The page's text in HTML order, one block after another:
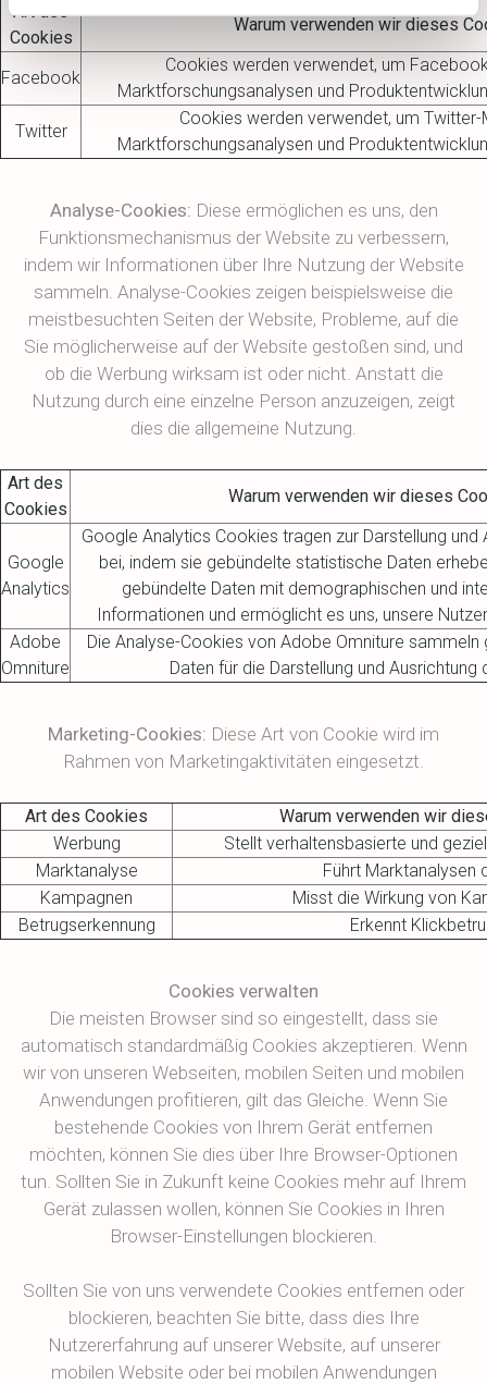
Art des
Cookies
Warum verwenden wir dieses
Facebook
Cookies werden verwendet, um
Marktforschungsanalysen und
Twitter
Cookies werden verwendet, um Twitter-
Marktforschungsanalysen und
Analyse-Cookies: Diese ermöglichen es uns, den
Funktionsmechanismus der Website zu verbessern,
indem wir Informationen über Ihre Nutzung der Website
sammeln. Analyse-Cookies zeigen beispielsweise die
meistbesuchten Seiten der Website, Probleme, auf die
Sie möglicherweise auf der Website gestoßen sind, und
ob die Werbung wirksam ist oder nicht. Anstatt die
Nutzung durch eine einzelne Person anzuzeigen, zeigt
dies die allgemeine Nutzung.
Art des
Cookies
Warum verwenden wir dieses
Google
Analytics
Google Analytics Cookies tragen zur Darstellung und
bei, indem sie gebündelte statistische Daten
gebündelte Daten mit demographischen und
Informationen und ermöglicht es uns, unsere
Adobe
Omniture
Die Analyse-Cookies von Adobe Omniture
Daten für die Darstellung und Ausrichtung
Marketing-Cookies: Diese Art von Cookie wird im
Rahmen von Marketingaktivitäten eingesetzt.
Art des Cookies
Warum verwenden wir
Werbung
Stellt verhaltensbasierte und
Marktanalyse
Führt Marktanalysen
Kampagnen
Misst die Wirkung von
Betrugserkennung
Erkennt
Cookies verwalten
Die meisten Browser sind so eingestellt, dass sie
automatisch standardmäßig Cookies akzeptieren. Wenn
wir von unseren Webseiten, mobilen Seiten und mobilen
Anwendungen profitieren, gilt das Gleiche. Wenn Sie
bestehende Cookies von Ihrem Gerät entfernen
möchten, können Sie dies über Ihre Browser-Optionen
tun. Sollten Sie in Zukunft keine Cookies mehr auf Ihrem
Gerät zulassen wollen, können Sie Cookies in Ihren
Browser-Einstellungen blockieren.
Sollten Sie von uns verwendete Cookies entfernen oder
blockieren, beachten Sie bitte, dass dies Ihre
Nutzererfahrung auf unserer Website, auf unserer
mobilen Website oder bei mobilen Anwendungen